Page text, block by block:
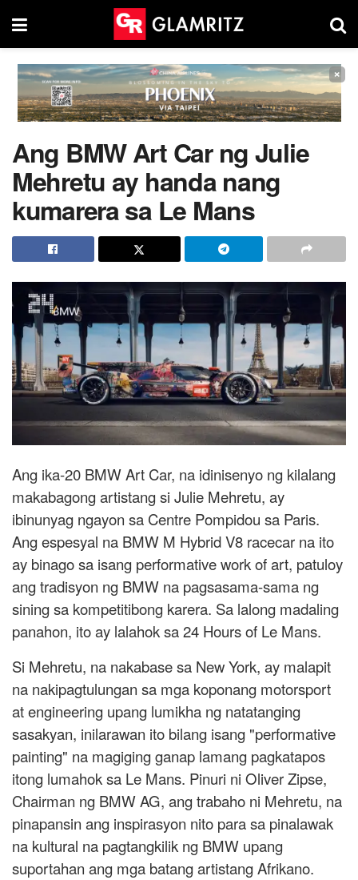
×
Ang BMW Art Car ng Julie
Mehretu ay handa nang
kumarera sa Le Mans
Ang ika-20 BMW Art Car, na idinisenyo ng kilalang
makabagong artistang si Julie Mehretu, ay
ibinunyag ngayon sa Centre Pompidou sa Paris.
Ang espesyal na BMW M Hybrid V8 racecar na ito
ay binago sa isang performative work of art, patuloy
ang tradisyon ng BMW na pagsasama-sama ng
sining sa kompetitibong karera. Sa lalong madaling
panahon, ito ay lalahok sa 24 Hours of Le Mans.
Si Mehretu, na nakabase sa New York, ay malapit
na nakipagtulungan sa mga koponang motorsport
at engineering upang lumikha ng natatanging
sasakyan, inilarawan ito bilang isang "performative
painting" na magiging ganap lamang pagkatapos
itong lumahok sa Le Mans. Pinuri ni Oliver Zipse,
Chairman ng BMW AG, ang trabaho ni Mehretu, na
pinapansin ang inspirasyon nito para sa pinalawak
na kultural na pagtangkilik ng BMW upang
suportahan ang mga batang artistang Afrikano.